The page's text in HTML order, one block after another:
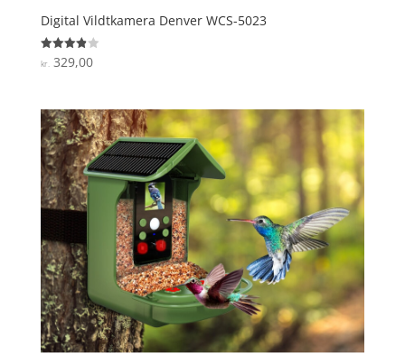
Digital Vildtkamera Denver WCS-5023
Vurderet
3.9
kr.329,00